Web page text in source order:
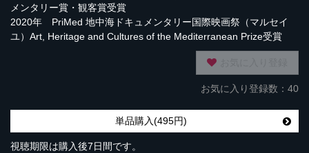
メンタリー賞・観客賞受賞
2020年 PriMed 地中海ドキュメンタリー国際映画祭（マルセイ
ユ）Art, Heritage and Cultures of the Mediterranean Prize受賞
お気に入り登録数：40
単品購入(495円)
視聴期限は購入後7日間です。